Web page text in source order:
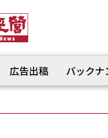
広告出稿 バック